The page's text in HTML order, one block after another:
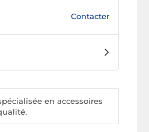
Contacter
en accessoires